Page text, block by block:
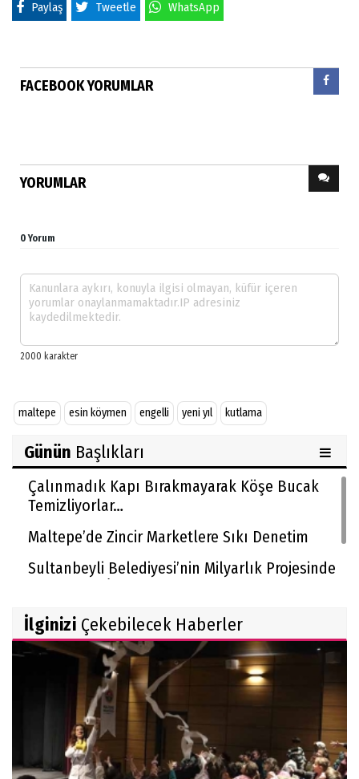
Paylaş Tweetle WhatsApp
FACEBOOK YORUMLAR
YORUMLAR
0 Yorum
maltepe esin köymen engelli yeni yıl kutlama
Günün Başlıkları
Çalınmadık Kapı Bırakmayarak Köşe Bucak
Temizliyorlar…
Maltepe’de Zincir Marketlere Sıkı Denetim
Sultanbeyli Belediyesi’nin Milyarlık Projesinde
İlginizi Çekebilecek Haberler